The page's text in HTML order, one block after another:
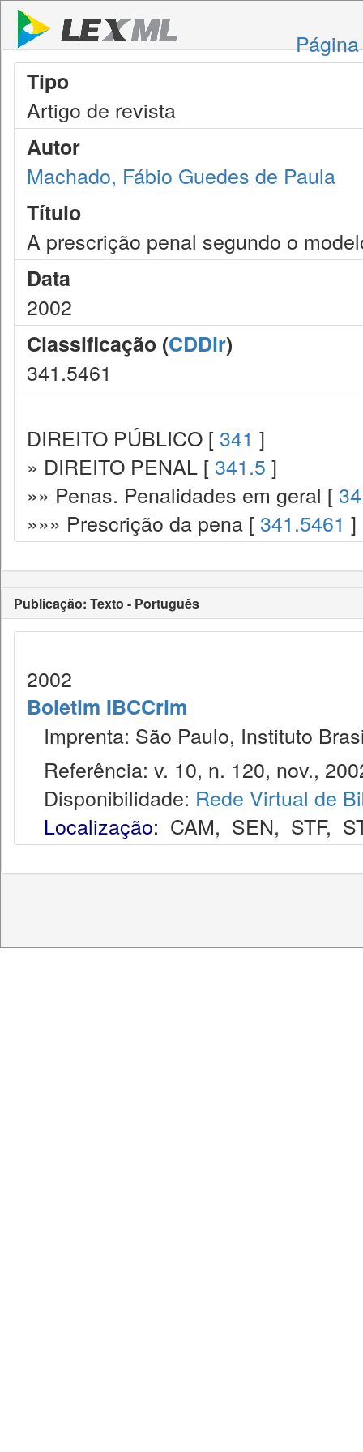
Tipo
Artigo de revista
Autor
Machado, Fábio Guedes de Paula
Título
A prescrição penal segundo o
Data
2002
Classificação (CDDir)
341.5461
DIREITO PÚBLICO [ 341 ]
» DIREITO PENAL [ 341.5 ]
»» Penas. Penalidades em geral [
»»» Prescrição da pena [ 341.5461 ]
Publicação: Texto - Português
2002
Boletim IBCCrim
Imprenta: São Paulo, Instituto
Referência: v. 10, n. 120, nov.,
Disponibilidade: Rede Virtual de
Localização: CAM, SEN, STF,